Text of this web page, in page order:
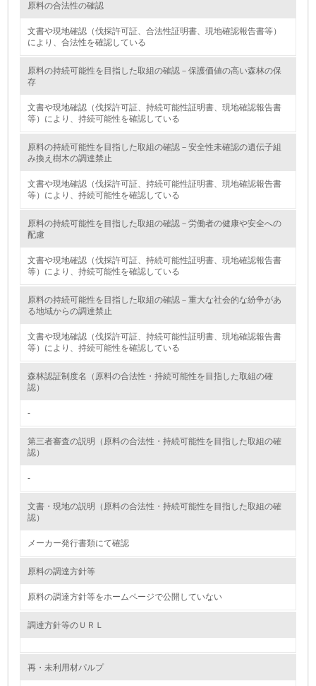
2.環境への取り組み
資源・エネルギー
9.
油、ガス）の使用量削減の取り組みを行っている
10.
<L1> 環境配慮型製品・サービスの製造・販売を積極的に
12.
<L2> 環境配慮型製品・サービスの製造・販売状況を把握
し、具体的な販売目標や計画を立てている
包装・物流
原料の合法性の確認
文書や現地確認（伐採許可証、合法性証明書、現地確認報告書等）
により、合法性を確認している
原料の持続可能性を目指した取組の確認－保護価値の高い森林の保
存
文書や現地確認（伐採許可証、持続可能性証明書、現地確認報告書
等）により、持続可能性を確認している
原料の持続可能性を目指した取組の確認－安全性未確認の遺伝子組
み換え樹木の調達禁止
文書や現地確認（伐採許可証、持続可能性証明書、現地確認報告書
等）により、持続可能性を確認している
原料の持続可能性を目指した取組の確認－労働者の健康や安全への
配慮
文書や現地確認（伐採許可証、持続可能性証明書、現地確認報告書
等）により、持続可能性を確認している
原料の持続可能性を目指した取組の確認－重大な社会的な紛争があ
る地域からの調達禁止
文書や現地確認（伐採許可証、持続可能性証明書、現地確認報告書
等）により、持続可能性を確認している
森林認証制度名（原料の合法性・持続可能性を目指した取組の確
認）
-
第三者審査の説明（原料の合法性・持続可能性を目指した取組の確
認）
-
文書・現地の説明（原料の合法性・持続可能性を目指した取組の確
認）
メーカー発行書類にて確認
原料の調達方針等
原料の調達方針等をホームページで公開していない
調達方針等のＵＲＬ
再・未利用材パルプ